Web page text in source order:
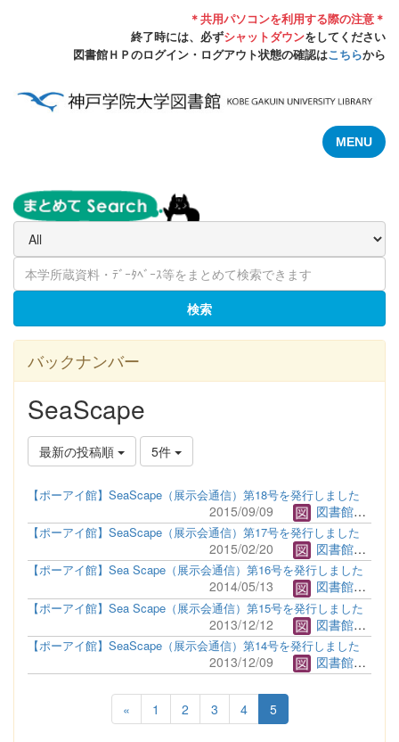
＊共用パソコンを利用する際の注意＊
終了時には、必ずシャットダウンをしてください
図書館ＨＰのログイン・ログアウト状態の確認はこちらから
MENU
検索
バックナンバー
SeaScape
最新の投稿順 5件
【ポーアイ館】SeaScape（展示会通信）第18号を発行しました
2015/09/09 図書館管理者
【ポーアイ館】SeaScape（展示会通信）第17号を発行しました
2015/02/20 図書館管理者
【ポーアイ館】Sea Scape（展示会通信）第16号を発行しました
2014/05/13 図書館管理者
【ポーアイ館】Sea Scape（展示会通信）第15号を発行しました
2013/12/12 図書館管理者
【ポーアイ館】SeaScape（展示会通信）第14号を発行しました
2013/12/09 図書館管理者
« 1 2 3 4 5